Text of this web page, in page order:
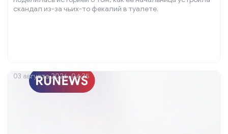
скандал из-за чьих-то фекалий в туалете.
03 августа 2026, 04:35